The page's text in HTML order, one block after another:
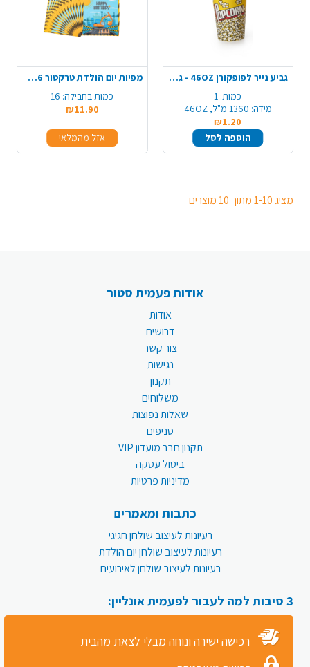
גביע נייר לפופקורן 46OZ - גדול
כמות: 1
מידה: 1360 מ"ל, 46OZ
₪1.20
הוספה לסל
מפיות יום הולדת טרקטור 16 יח' - כחול
כמות בחבילה: 16
₪11.90
אזל מהמלאי
מציג 1-10 מתוך 10 מוצרים
אודות פעמית סטור
אודות
דרושים
צור קשר
נגישות
תקנון
משלוחים
שאלות נפוצות
סניפים
תקנון חבר מועדון VIP
ביטול עסקה
מדיניות פרטיות
כתבות ומאמרים
רעיונות לעיצוב שולחן חגיגי
רעיונות לעיצוב שולחן יום הולדת
רעיונות לעיצוב שולחן לאירועים
3 סיבות למה לעבור לפעמית אונליין:
רכישה ישירה ונוחה מבלי לצאת מהבית